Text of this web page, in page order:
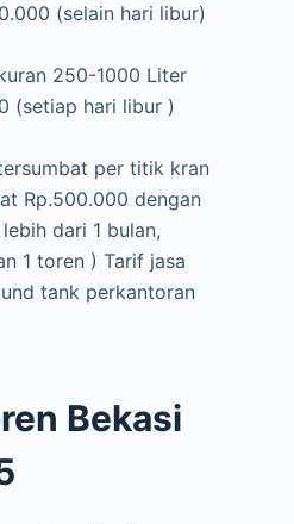
(selain hari libur)
250-1000 Liter
(setiap hari libur )
per titik kran
Rp.500.000 dengan
dari 1 bulan,
1 toren ) Tarif jasa
tank perkantoran
Bekasi